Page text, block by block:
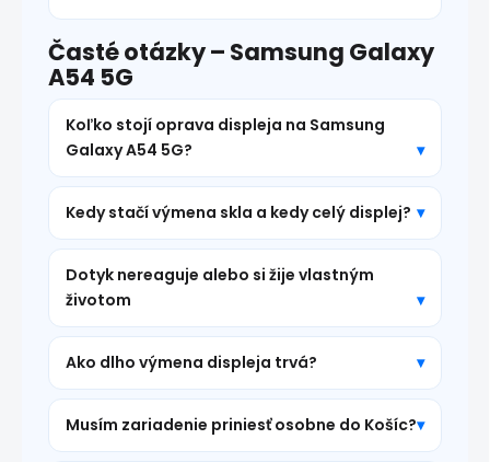
Časté otázky – Samsung Galaxy
A54 5G
Koľko stojí oprava displeja na Samsung
Galaxy A54 5G?
Kedy stačí výmena skla a kedy celý displej?
Dotyk nereaguje alebo si žije vlastným
životom
Ako dlho výmena displeja trvá?
Musím zariadenie priniesť osobne do Košíc?